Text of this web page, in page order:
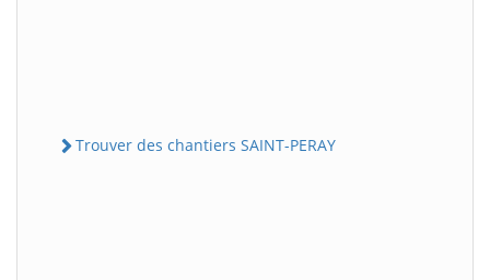
Trouver des chantiers SAINT-PERAY